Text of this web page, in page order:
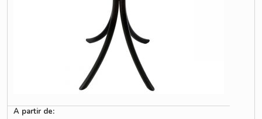
A partir de: